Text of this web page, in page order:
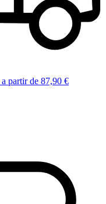
a partir de 87,90 €